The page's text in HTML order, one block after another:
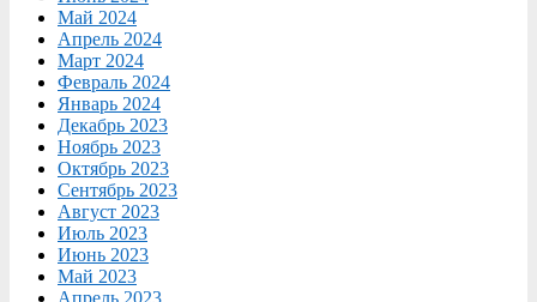
Май 2024
Апрель 2024
Март 2024
Февраль 2024
Январь 2024
Декабрь 2023
Ноябрь 2023
Октябрь 2023
Сентябрь 2023
Август 2023
Июль 2023
Июнь 2023
Май 2023
Апрель 2023